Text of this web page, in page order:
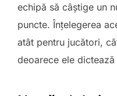
echipă să câștige un
puncte. Înțelegerea
atât pentru jucători,
deoarece ele